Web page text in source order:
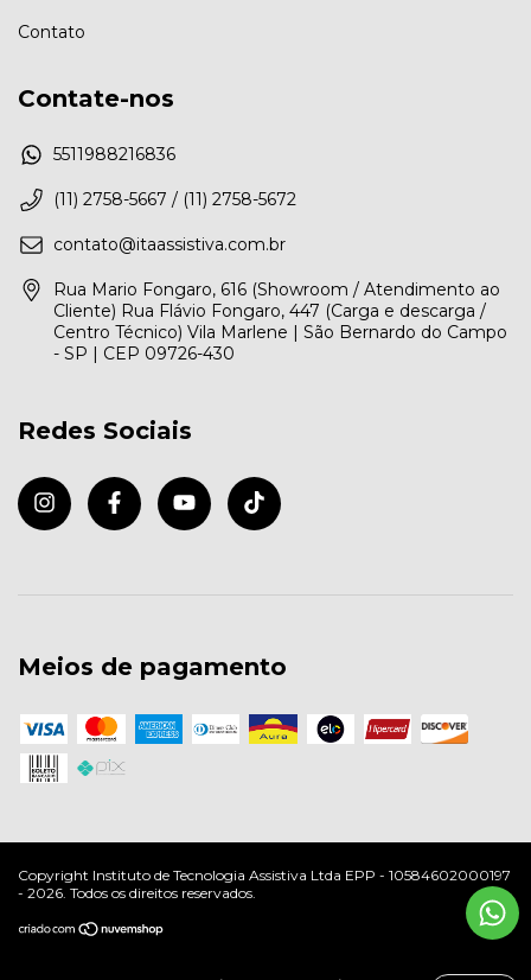
Contato
Contate-nos
5511988216836
(11) 2758-5667 / (11) 2758-5672
contato@itaassistiva.com.br
Rua Mario Fongaro, 616 (Showroom / Atendimento ao
Cliente) Rua Flávio Fongaro, 447 (Carga e descarga /
Centro Técnico) Vila Marlene | São Bernardo do Campo
- SP | CEP 09726-430
Redes Sociais
Meios de pagamento
Copyright Instituto de Tecnologia Assistiva Ltda EPP - 10584602000197
- 2026. Todos os direitos reservados.